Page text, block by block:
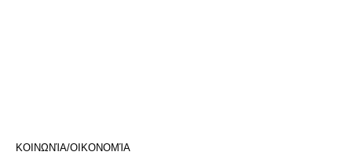
ΚΟΙΝΩΝΊΑ/ΟΙΚΟΝΟΜΊΑ